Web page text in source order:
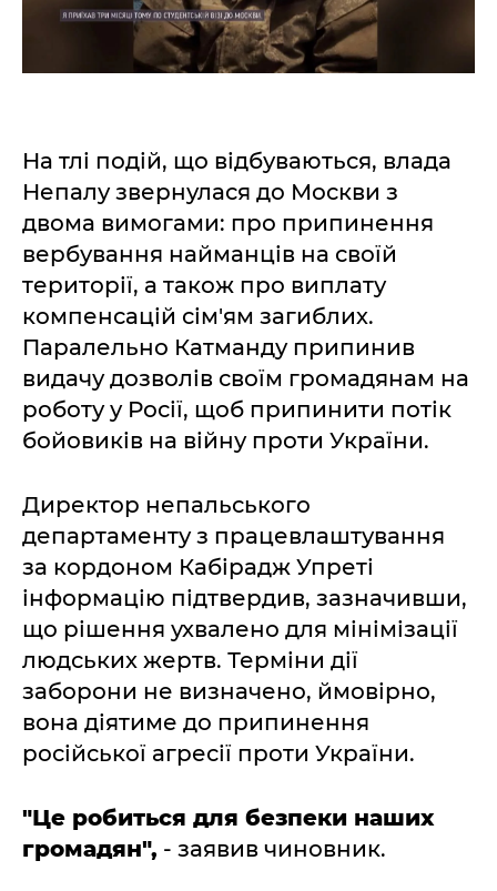
На тлі подій, що відбуваються, влада
Непалу звернулася до Москви з
двома вимогами: про припинення
вербування найманців на своїй
території, а також про виплату
компенсацій сім'ям загиблих.
Паралельно Катманду припинив
видачу дозволів своїм громадянам на
роботу у Росії, щоб припинити потік
бойовиків на війну проти України.
Директор непальського
департаменту з працевлаштування
за кордоном Кабірадж Упреті
інформацію підтвердив, зазначивши,
що рішення ухвалено для мінімізації
людських жертв. Терміни дії
заборони не визначено, ймовірно,
вона діятиме до припинення
російської агресії проти України.
"Це робиться для безпеки наших
громадян", - заявив чиновник.